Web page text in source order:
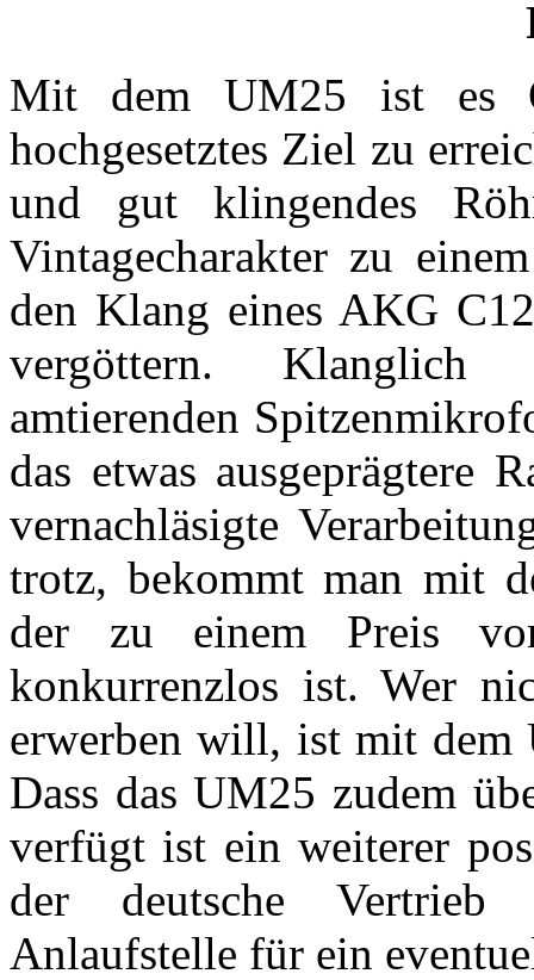
Mit dem UM25 ist es
hochgesetztes Ziel zu
und gut klingendes
Vintagecharakter zu
den Klang eines AKG
vergöttern.
amtierenden
das etwas ausgeprägtere
vernachläsigte
trotz, bekommt man mit
der zu einem Preis
konkurrenzlos ist. Wer
erwerben will, ist mit dem
Dass das UM25 zudem
verfügt ist ein weiterer
der deutsche
Anlaufstelle für ein